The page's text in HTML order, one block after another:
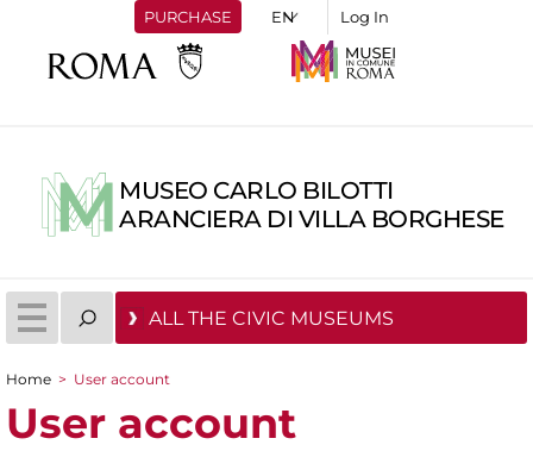
PURCHASE Log In
MUSEO CARLO BILOTTI
ARANCIERA DI VILLA BORGHESE
ALL THE CIVIC MUSEUMS
You are here
Home > User account
User account